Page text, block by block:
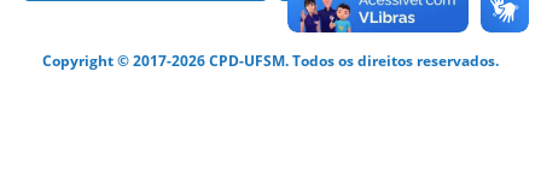
Copyright © 2017-2026 CPD-UFSM. Todos os direitos reservados.